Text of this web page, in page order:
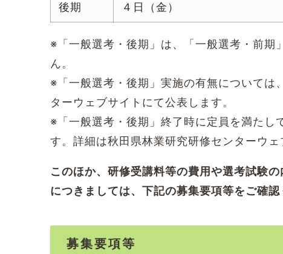
後期
４日（金）
※「一般選考・後期」は、「一般選考・前期
ん。
※「一般選考・後期」実施の有無については
ターウェブサイトにて公表します。
※「一般選考・後期」終了時に定員を満たし
す。詳細は秋田県林業研究研修センターウェ
このほか、研修受講料等の費用や選考試験
につきましては、下記の募集要項等をご確認
募集要項等